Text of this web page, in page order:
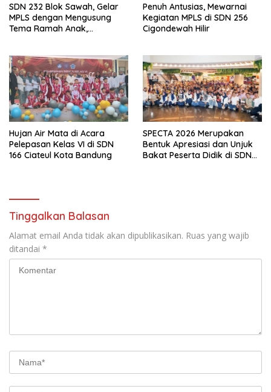
SDN 232 Blok Sawah, Gelar
MPLS dengan Mengusung
Tema Ramah Anak,
Penuh Antusias, Mewarnai
Kegiatan MPLS di SDN 256
Cigondewah Hilir
Hujan Air Mata di Acara
Pelepasan Kelas VI di SDN
166 Ciateul Kota Bandung
SPECTA 2026 Merupakan
Bentuk Apresiasi dan Unjuk
Bakat Peserta Didik di SDN
Tinggalkan Balasan
Alamat email Anda tidak akan dipublikasikan. Ruas yang wajib
ditandai *